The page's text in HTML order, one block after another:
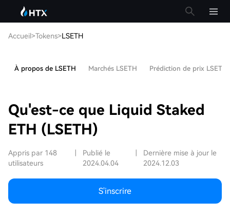
Accueil>Tokens>LSETH
À propos de LSETH Marchés LSETH Prédiction de prix LSETH
Qu'est-ce que Liquid Staked
ETH (LSETH)
Appris par 148
utilisateurs
Publié le
2024.04.04
Dernière mise à jour le
2024.12.03
S'inscrire